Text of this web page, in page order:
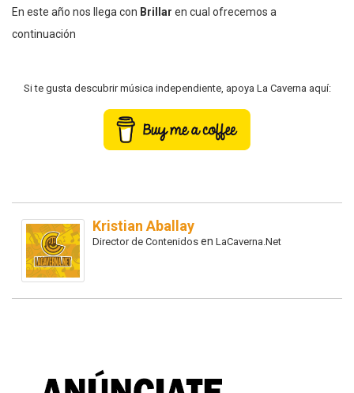
En este año nos llega con Brillar en cual ofrecemos a
continuación
Si te gusta descubrir música independiente, apoya La Caverna aquí:
Kristian Aballay
Director de Contenidos en LaCaverna.Net